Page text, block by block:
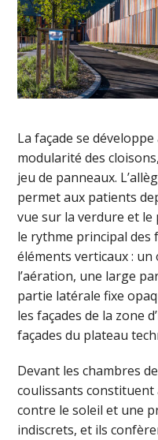
La façade se
modularité des
jeu de panneaux.
permet aux patients
vue sur la verdure et le
le rythme principal des
éléments verticaux :
l’aération, une large
partie latérale fixe
les façades de la zone
façades du plateau
Devant les chambres
coulissants
contre le soleil et une
indiscrets, et ils